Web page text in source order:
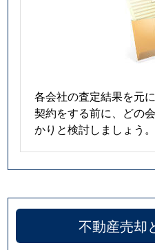
各会社の査定結果を元
契約をする前に、どの
かりと検討しましょう。
不動産売却